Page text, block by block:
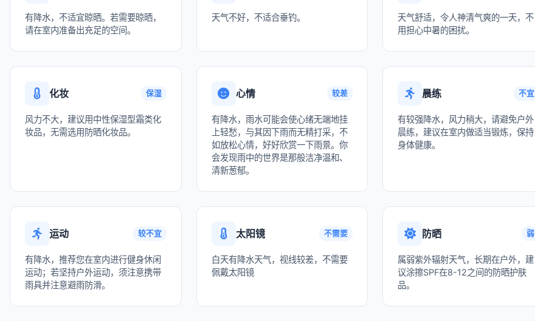
有降水，不适宜晾晒。若需要晾晒，
请在室内准备出充足的空间。
天气不好，不适合垂钓。
天气舒适，令人神清气爽的一天，不
用担心中暑的困扰。
化妆 保湿
风力不大，建议用中性保湿型霜类化
妆品，无需选用防晒化妆品。
心情 较差
有降水，雨水可能会使心绪无端地挂
上轻愁，与其因下雨而无精打采，不
如放松心情，好好欣赏一下雨景。你
会发现雨中的世界是那般洁净温和、
清新葱郁。
晨练 不宜
有较强降水，风力稍大，请避免户外
晨练，建议在室内做适当锻炼，保持
身体健康。
运动 较不宜
有降水，推荐您在室内进行健身休闲
运动；若坚持户外运动，须注意携带
雨具并注意避雨防滑。
太阳镜 不需要
白天有降水天气，视线较差，不需要
佩戴太阳镜
防晒 弱
属弱紫外辐射天气，长期在户外，建
议涂擦SPF在8-12之间的防晒护肤
品。